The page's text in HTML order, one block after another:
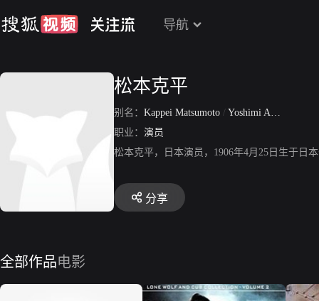
导航
松本克平
别名： Kappei Matsumoto / Yoshimi Akazawa
职业： 演员
松本克平，日本演员，1906年4月25日生于日
分享
全部作品电影